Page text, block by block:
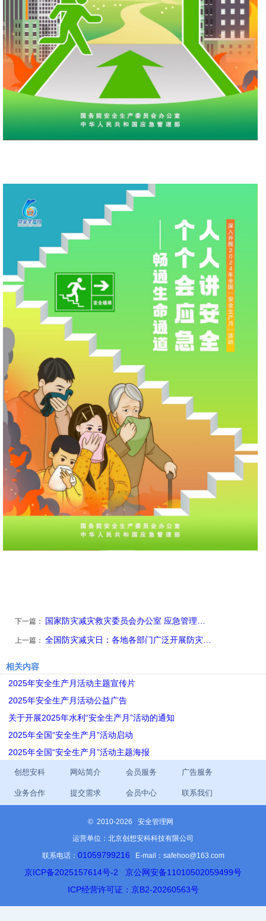
下一篇： 国家防灾减灾救灾委员会办公室 应急管理…
上一篇： 全国防灾减灾日：各地各部门广泛开展防灾…
相关内容
2025年安全生产月活动主题宣传片
2025年安全生产月活动公益广告
关于开展2025年水利“安全生产月”活动的通知
2025年全国“安全生产月”活动启动
2025年全国“安全生产月”活动主题海报
创想安科 网站简介 会员服务 广告服务
业务合作 提交需求 会员中心 联系我们
© 2010-2026 安全管理网
运营单位：北京创想安科科技有限公司
联系电话： 01059799216 E-mail：safehoo@163.com
京ICP备2025157614号-2
京公网安备11010502059499号
ICP经营许可证：京B2-20260563号